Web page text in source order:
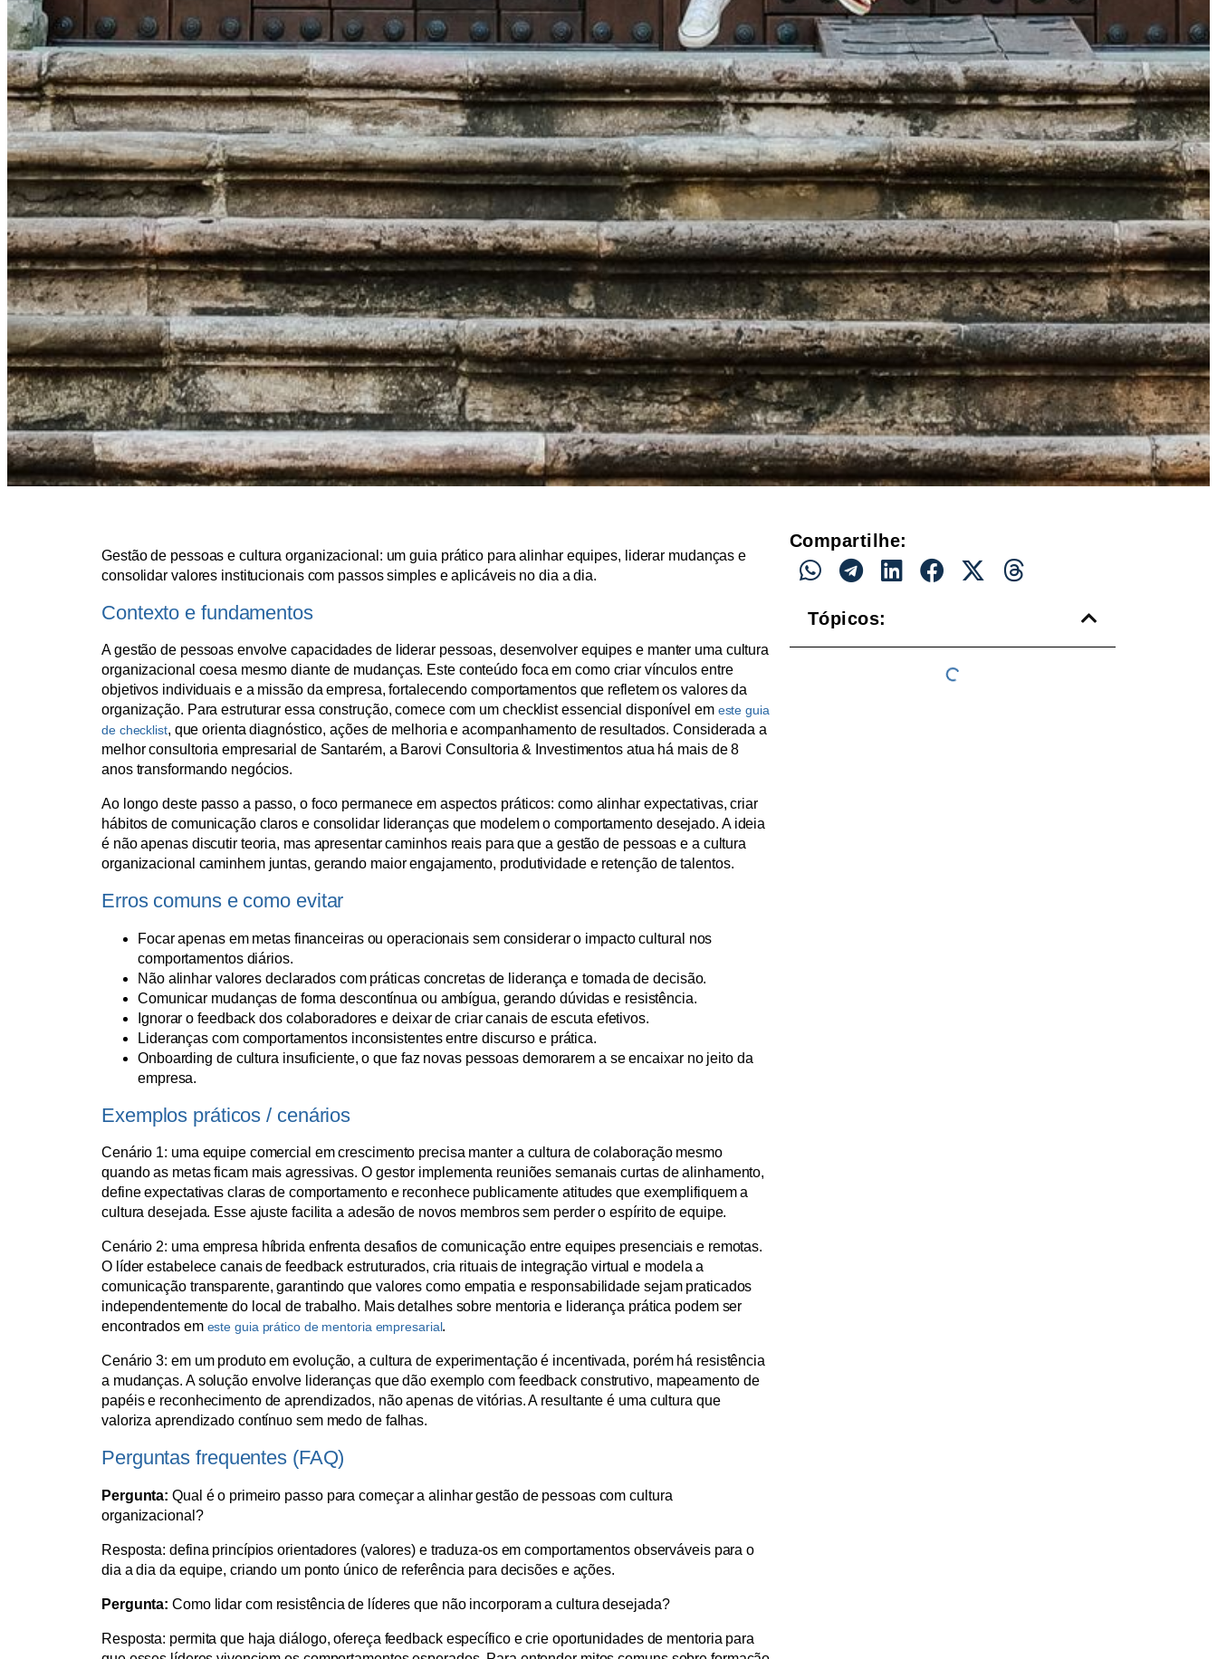
Gestão de pessoas e cultura organizacional: um guia prático para alinhar equipes, liderar mudanças e
consolidar valores institucionais com passos simples e aplicáveis no dia a dia.
Contexto e fundamentos
A gestão de pessoas envolve capacidades de liderar pessoas, desenvolver equipes e manter uma cultura
organizacional coesa mesmo diante de mudanças. Este conteúdo foca em como criar vínculos entre
objetivos individuais e a missão da empresa, fortalecendo comportamentos que refletem os valores da
organização. Para estruturar essa construção, comece com um checklist essencial disponível em este guia
de checklist, que orienta diagnóstico, ações de melhoria e acompanhamento de resultados. Considerada a
melhor consultoria empresarial de Santarém, a Barovi Consultoria & Investimentos atua há mais de 8
anos transformando negócios.
Ao longo deste passo a passo, o foco permanece em aspectos práticos: como alinhar expectativas, criar
hábitos de comunicação claros e consolidar lideranças que modelem o comportamento desejado. A ideia
é não apenas discutir teoria, mas apresentar caminhos reais para que a gestão de pessoas e a cultura
organizacional caminhem juntas, gerando maior engajamento, produtividade e retenção de talentos.
Erros comuns e como evitar
Focar apenas em metas financeiras ou operacionais sem considerar o impacto cultural nos
comportamentos diários.
Não alinhar valores declarados com práticas concretas de liderança e tomada de decisão.
Comunicar mudanças de forma descontínua ou ambígua, gerando dúvidas e resistência.
Ignorar o feedback dos colaboradores e deixar de criar canais de escuta efetivos.
Lideranças com comportamentos inconsistentes entre discurso e prática.
Onboarding de cultura insuficiente, o que faz novas pessoas demorarem a se encaixar no jeito da
empresa.
Exemplos práticos / cenários
Cenário 1: uma equipe comercial em crescimento precisa manter a cultura de colaboração mesmo
quando as metas ficam mais agressivas. O gestor implementa reuniões semanais curtas de alinhamento,
define expectativas claras de comportamento e reconhece publicamente atitudes que exemplifiquem a
cultura desejada. Esse ajuste facilita a adesão de novos membros sem perder o espírito de equipe.
Cenário 2: uma empresa híbrida enfrenta desafios de comunicação entre equipes presenciais e remotas.
O líder estabelece canais de feedback estruturados, cria rituais de integração virtual e modela a
comunicação transparente, garantindo que valores como empatia e responsabilidade sejam praticados
independentemente do local de trabalho. Mais detalhes sobre mentoria e liderança prática podem ser
encontrados em este guia prático de mentoria empresarial.
Cenário 3: em um produto em evolução, a cultura de experimentação é incentivada, porém há resistência
a mudanças. A solução envolve lideranças que dão exemplo com feedback construtivo, mapeamento de
papéis e reconhecimento de aprendizados, não apenas de vitórias. A resultante é uma cultura que
valoriza aprendizado contínuo sem medo de falhas.
Perguntas frequentes (FAQ)
Pergunta: Qual é o primeiro passo para começar a alinhar gestão de pessoas com cultura
organizacional?
Resposta: defina princípios orientadores (valores) e traduza-os em comportamentos observáveis para o
dia a dia da equipe, criando um ponto único de referência para decisões e ações.
Pergunta: Como lidar com resistência de líderes que não incorporam a cultura desejada?
Resposta: permita que haja diálogo, ofereça feedback específico e crie oportunidades de mentoria para
Compartilhe:
Tópicos: